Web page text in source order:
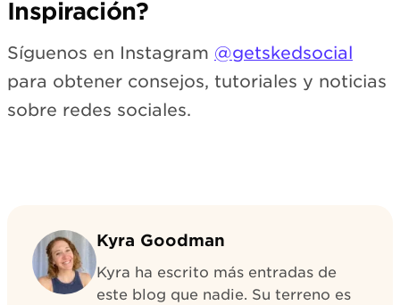
Inspiración?
Síguenos en Instagram @getskedsocial
para obtener consejos, tutoriales y noticias
sobre redes sociales.
Kyra Goodman
Kyra ha escrito más entradas de
este blog que nadie. Su terreno es